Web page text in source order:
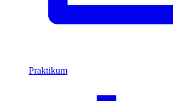
Praktikum